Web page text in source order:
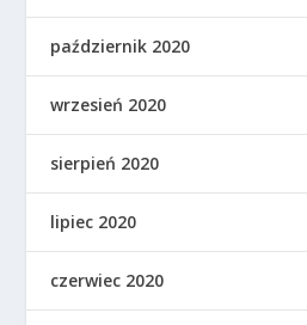
październik 2020
wrzesień 2020
sierpień 2020
lipiec 2020
czerwiec 2020